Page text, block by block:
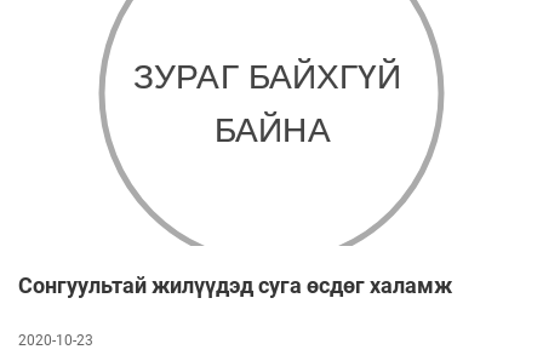
Сонгуультай жилүүдэд суга өсдөг халамж
2020-10-23